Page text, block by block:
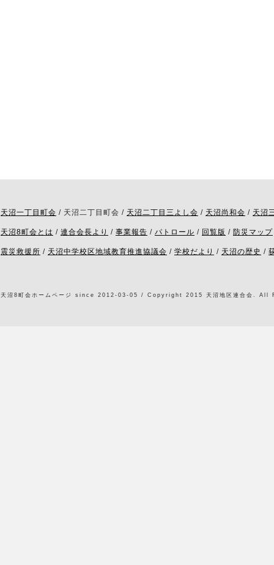
天沼一丁目町会 / 天沼二丁目町会 / 天沼二丁目三よし会 / 天沼尚和会 / 天沼
天沼8町会とは / 連合会長より / 事業報告 / パトロール / 回覧版 / 防災マップ
震災救援所 / 天沼中学校区地域教育推進協議会 / 学校だより / 天沼の歴史 /
天沼8町会ホームページ since 2012-03-05 / Copyright 2015 天沼地区連合会.